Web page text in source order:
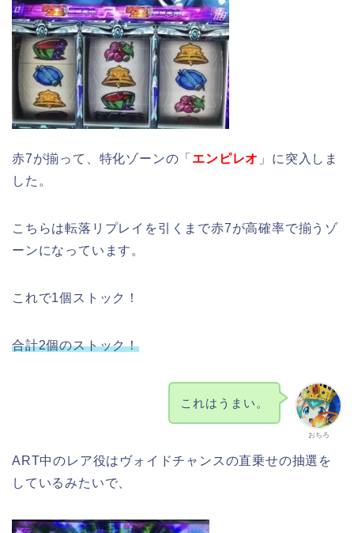
赤7が揃って、特化ゾーンの「 エンピレオ 」に突入しま
した。
こちらは転落リプレイを引くまで赤7が高確率で揃うゾ
ーンになっています。
これで1個ストック！
合計2個のストック！
おちろ
これはうまい。
ART中のレア役はヴォイドチャンスの直乗せの抽選を
しているみたいで、